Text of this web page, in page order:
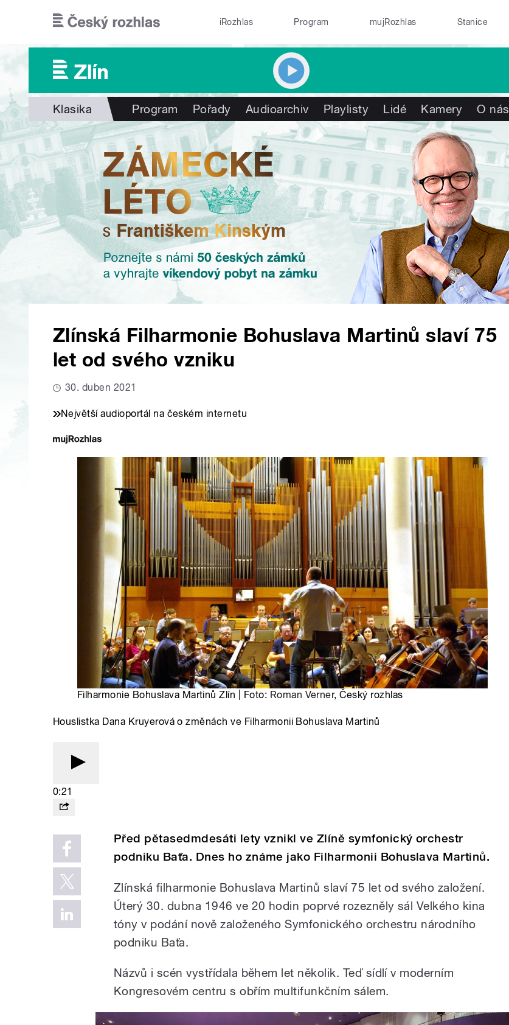
iRozhlas Program mujRozhlas Stanice
Klasika Program Pořady Audioarchiv Playlisty Lidé Kamery O nás
Zlínská Filharmonie Bohuslava Martinů slaví 75
let od svého vzniku
30. duben 2021
Největší audioportál na českém internetu
Filharmonie Bohuslava Martinů Zlín | Foto: Roman Verner, Český rozhlas
Houslistka Dana Kruyerová o změnách ve Filharmonii Bohuslava Martinů
0:21
Před pětasedmdesáti lety vznikl ve Zlíně symfonický orchestr
podniku Baťa. Dnes ho známe jako Filharmonii Bohuslava Martinů.
Zlínská filharmonie Bohuslava Martinů slaví 75 let od svého založení.
Úterý 30. dubna 1946 ve 20 hodin poprvé rozezněly sál Velkého kina
tóny v podání nově založeného Symfonického orchestru národního
podniku Baťa.
Názvů i scén vystřídala během let několik. Teď sídlí v moderním
Kongresovém centru s obřím multifunkčním sálem.